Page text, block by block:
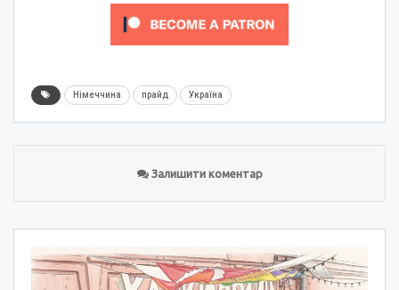
Німеччина прайд Україна
Залишити коментар